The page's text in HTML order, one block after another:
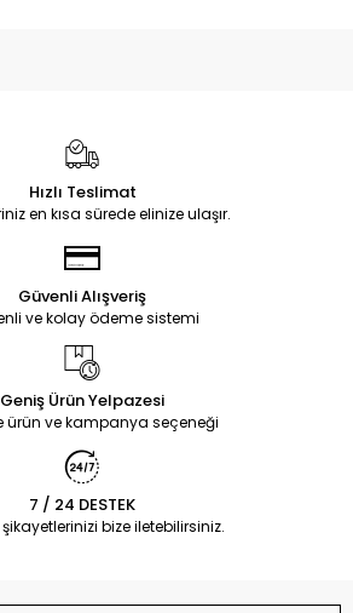
Hızlı Teslimat
en kısa sürede elinize ulaşır.
Güvenli Alışveriş
ve kolay ödeme sistemi
Geniş Ürün Yelpazesi
ürün ve kampanya seçeneği
7 / 24 DESTEK
bize iletebilirsiniz.